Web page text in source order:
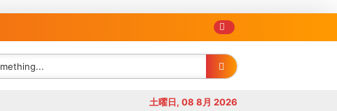
土曜日, 08 8月 2026